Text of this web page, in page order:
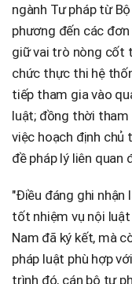
ngành Tư pháp từ
phương đến các
giữ vai trò nòng cốt
chức thực thi hệ
tiếp tham gia vào
luật; đồng thời
việc hoạch định chủ
đề pháp lý liên quan
"Điều đáng ghi nhận
tốt nhiệm vụ nội
Nam đã ký kết, mà
pháp luật phù hợp
trình đó, cán bộ tư